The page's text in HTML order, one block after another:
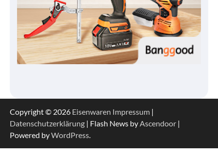
Copyright © 2026 Eisenwaren Impressum |
Datenschutzerklärung | Flash News byAscendoor |
Powered byWordPress.